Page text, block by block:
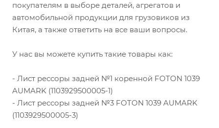
покупателям в выборе деталей, агрегатов и
автомобильной продукции для грузовиков из
Китая, а также ответить на все ваши вопросы.
У нас вы можете купить такие товары как:
- Лист рессоры задней №1 коренной FOTON 1039
AUMARK (1103929500005-1)
- Лист рессоры задней №3 FOTON 1039 AUMARK
(1103929500005-3)